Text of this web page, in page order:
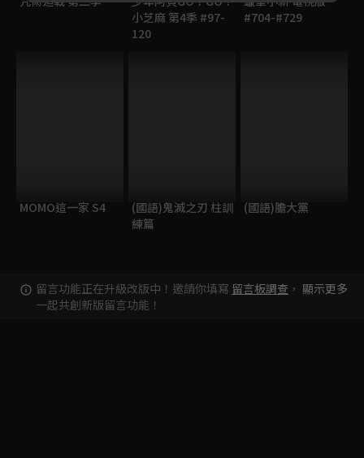
小芝麻 第4季 #97-
120
#704-#729
MOMO這一家 S4
(國語)鬼滅之刃 柱訓
練篇
(國語)膽大黨
留言功能正在升級改版中！邀請你填寫 留言板調查 ，
一起共創新版留言功能！
顯示更多